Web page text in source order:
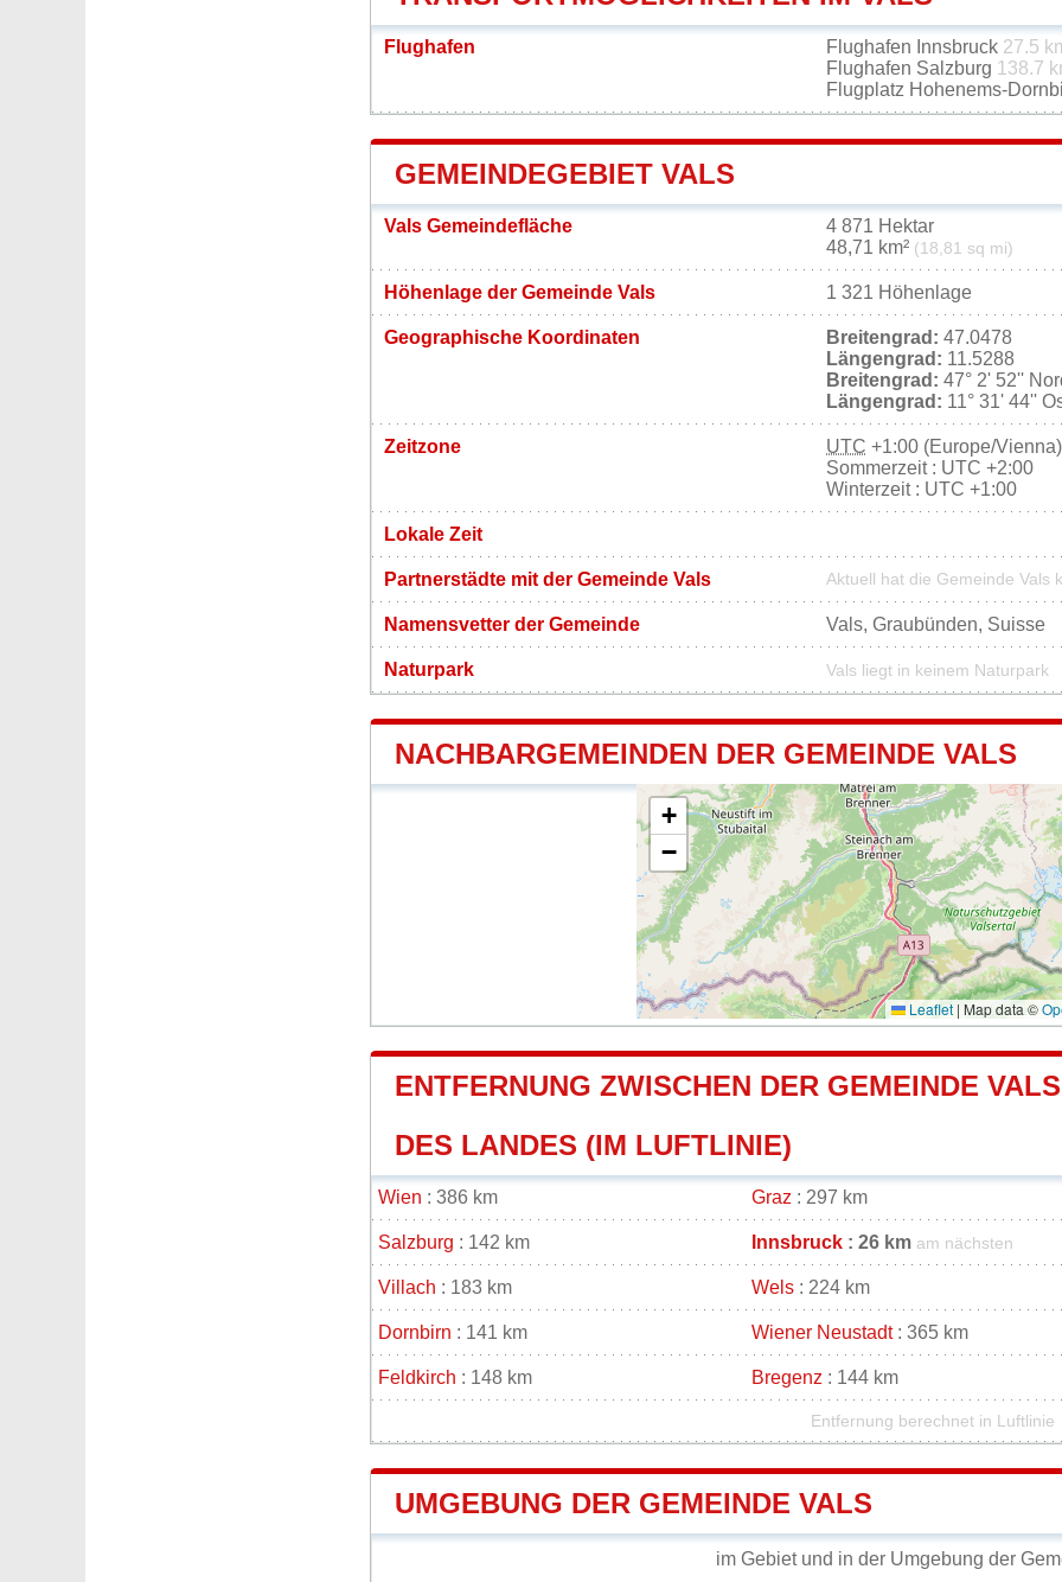
Flughafen Flughafen Innsbruck 27.5
Flughafen Salzburg 138.7
Flugplatz Hohenems-
GEMEINDEGEBIET VALS
Vals Gemeindefläche
4 871 Hektar
48,71 km² (18,81 sq mi)
Höhenlage der Gemeinde Vals 1 321 Höhenlage
Geographische Koordinaten Breitengrad: 47.0478
Längengrad: 11.5288
Breitengrad: 47° 2' 52''
Längengrad: 11° 31' 44''
Zeitzone UTC +1:00 (Europe/Vienna)
Sommerzeit : UTC +2:00
Winterzeit : UTC +1:00
Lokale Zeit
Partnerstädte mit der Gemeinde Vals Aktuell hat die Gemeinde Vals
Namensvetter der Gemeinde Vals, Graubünden, Suisse
Naturpark Vals liegt in keinem Naturpark
NACHBARGEMEINDEN DER GEMEINDE VALS
+
−
Leaflet | Map data ©
ENTFERNUNG ZWISCHEN DER GEMEINDE
DES LANDES (IM LUFTLINIE)
Wien : 386 km Graz : 297 km
Salzburg : 142 km Innsbruck : 26 km am nächsten
Villach : 183 km Wels : 224 km
Dornbirn : 141 km Wiener Neustadt: 365 km
Feldkirch : 148 km Bregenz : 144 km
Entfernung berechnet in Luftlinie
UMGEBUNG DER GEMEINDE VALS
im Gebiet und in der Umgebung der